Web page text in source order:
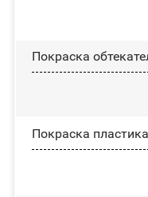
Покраска
Покраска